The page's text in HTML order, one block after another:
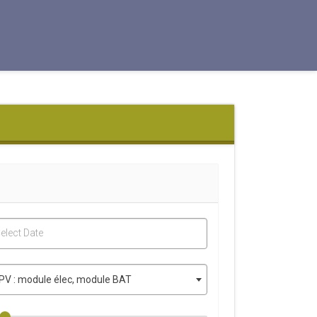
Date
: module élec, module BAT